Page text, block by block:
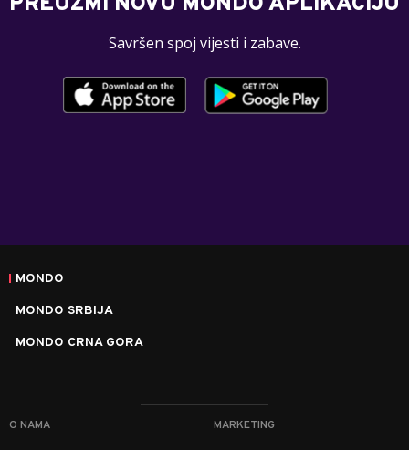
Savršen spoj vijesti i zabave.
MONDO
MONDO SRBIJA
MONDO CRNA GORA
O NAMA MARKETING